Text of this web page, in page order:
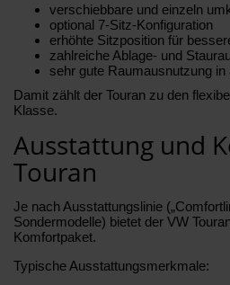
verschiebbare und einzeln
optional 7-Sitz-Konfiguration
erhöhte Sitzposition für
zahlreiche Ablage- und
sehr gute Raumausnutzung in
Damit zählt der Touran zu den
Klasse.
Ausstattung und
Touran
Je nach Ausstattungslinie
Sondermodelle) bietet der VW
Komfortpaket.
Typische Ausstattungsmerkmale: